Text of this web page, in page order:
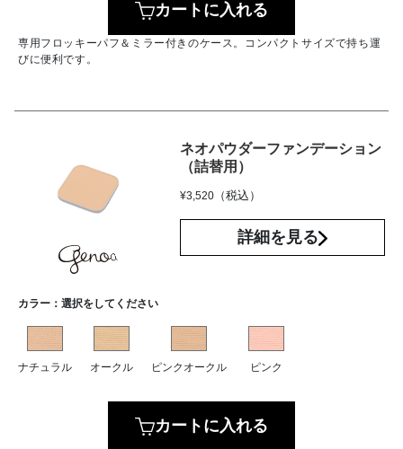
カートに入れる
専用フロッキーパフ＆ミラー付きのケース。コンパクトサイズで持ち運
びに便利です。
ネオパウダーファンデーション
（詰替用）
¥3,520 （税込）
詳細を見る
カラー： 選択をしてください
ナチュラル オークル ピンクオークル ピンク
カートに入れる